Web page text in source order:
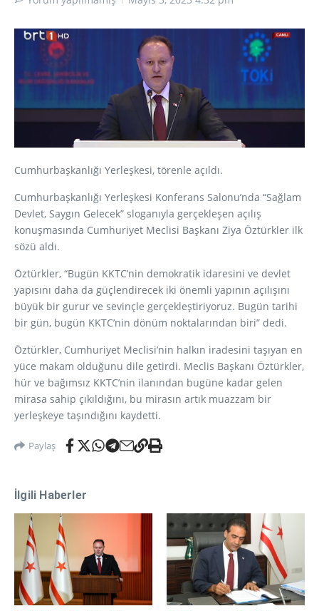
Cumhurbaşkanlığı Yerleşkesi, törenle açıldı.
Cumhurbaşkanlığı Yerleşkesi Konferans Salonu’nda “Sağlam
Devlet, Saygın Gelecek” sloganıyla gerçekleşen açılış
konuşmasında Cumhuriyet Meclisi Başkanı Ziya Öztürkler ilk
sözü aldı.
Öztürkler, “Bugün KKTC’nin demokratik idaresini ve devlet
yapısını daha da güçlendirecek iki önemli yapının açılışını
büyük bir gurur ve sevinçle gerçekleştiriyoruz. Bugün tarihi
bir gün, bugün KKTC’nin dönüm noktalarından biri” dedi.
Öztürkler, Cumhuriyet Meclisi’nin halkın iradesini taşıyan en
yüce makam olduğunu dile getirdi. Meclis Başkanı Öztürkler,
hür ve bağımsız KKTC’nin ilanından bugüne kadar gelen
mirasa sahip çıkıldığını, bu mirasın artık muazzam bir
yerleşkeye taşındığını kaydetti.
Paylaş
İlgili Haberler